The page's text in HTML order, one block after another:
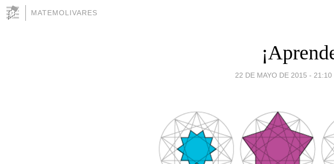
MATEMOLIVARES
22 DE MAYO DE 2015 - 21:10